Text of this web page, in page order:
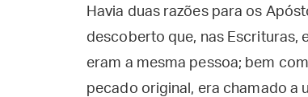
Havia duas razões para os
descoberto que, nas Escrituras,
eram a mesma pessoa; bem
pecado original, era chamado a